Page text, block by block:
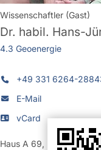
Wissenschaftler (Gast)
Dr. habil. Hans-
4.3 Geoenergie
+49 331 6264-
E-Mail
vCard
Haus A 69,
Raum 106